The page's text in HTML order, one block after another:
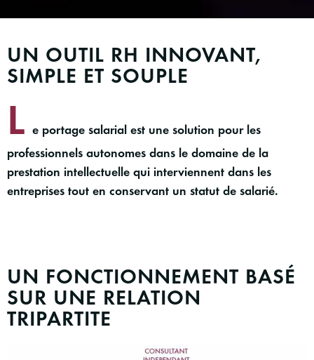
UN OUTIL RH INNOVANT,
SIMPLE ET SOUPLE
L
e portage salarial est une solution pour les
professionnels autonomes dans le domaine de la
prestation intellectuelle qui interviennent dans les
entreprises tout en conservant un statut de salarié.
UN FONCTIONNEMENT BASÉ
SUR UNE RELATION
TRIPARTITE